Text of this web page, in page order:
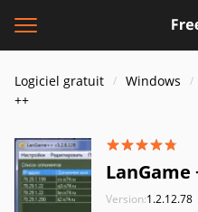
Logiciel gratuit Windows
++
LanGame
Version:1.2.12.78